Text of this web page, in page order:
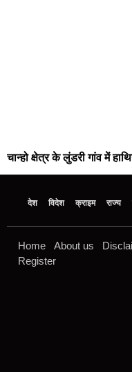
चान्हो क्षेत्र के लुंडरी गांव में
देश विदेश क्राइम राज्य
Home About us
Register